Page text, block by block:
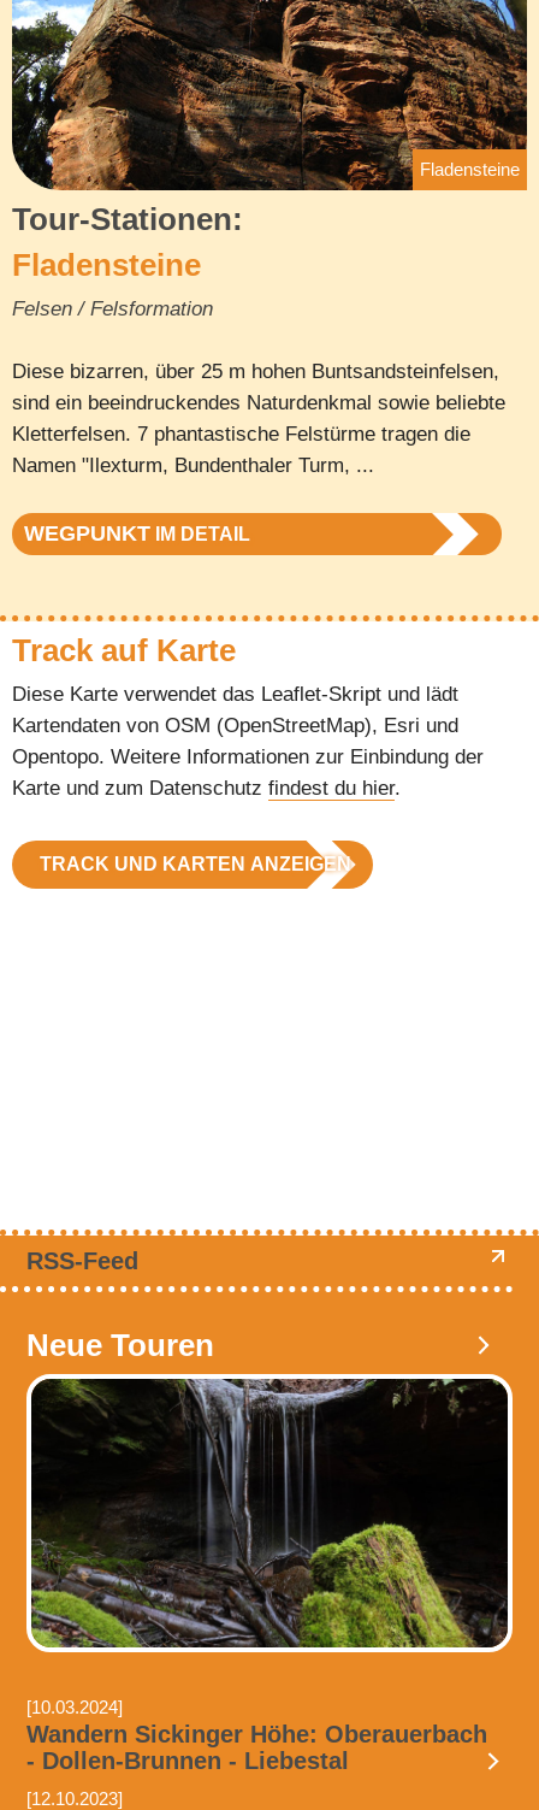
Fladensteine
Tour-Stationen:
Fladensteine
Felsen / Felsformation
Diese bizarren, über 25 m hohen Buntsandsteinfelsen,
sind ein beeindruckendes Naturdenkmal sowie beliebte
Kletterfelsen. 7 phantastische Felstürme tragen die
Namen "Ilexturm, Bundenthaler Turm, ...
WEGPUNKT IM DETAIL
Track auf Karte
Diese Karte verwendet das Leaflet-Skript und lädt
Kartendaten von OSM (OpenStreetMap), Esri und
Opentopo. Weitere Informationen zur Einbindung der
Karte und zum Datenschutz findest du hier.
TRACK UND KARTEN ANZEIGEN
RSS-Feed
Neue Touren
[10.03.2024]
Wandern Sickinger Höhe: Oberauerbach
- Dollen-Brunnen - Liebestal
[12.10.2023]